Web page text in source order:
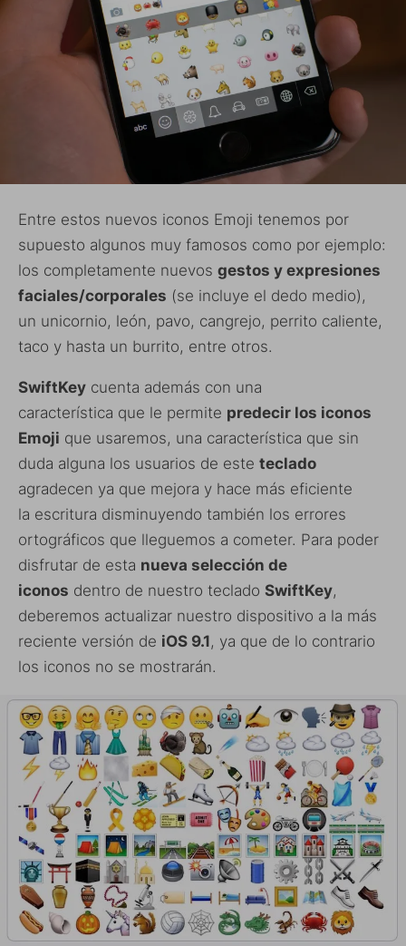
Entre estos nuevos iconos Emoji tenemos por
supuesto algunos muy famosos como por ejemplo:
los completamente nuevos gestos y expresiones
faciales/corporales (se incluye el dedo medio),
un unicornio, león, pavo, cangrejo, perrito caliente,
taco y hasta un burrito, entre otros.
SwiftKey cuenta además con una
característica que le permite predecir los iconos
Emoji que usaremos, una característica que sin
duda alguna los usuarios de este teclado
agradecen ya que mejora y hace más eficiente
la escritura disminuyendo también los errores
ortográficos que lleguemos a cometer. Para poder
disfrutar de esta nueva selección de
iconos dentro de nuestro teclado SwiftKey,
deberemos actualizar nuestro dispositivo a la más
reciente versión de iOS 9.1, ya que de lo contrario
los iconos no se mostrarán.